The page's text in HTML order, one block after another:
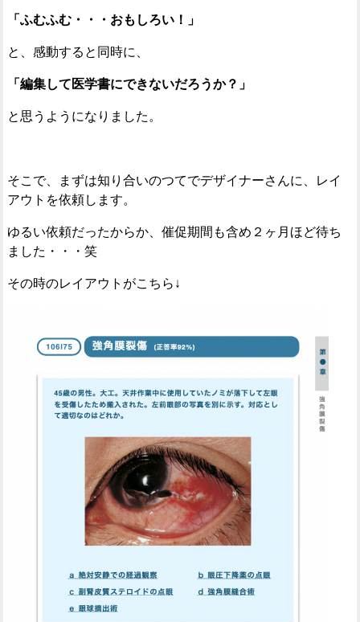
「ふむふむ・・・おもしろい！」
と、感動すると同時に、
「編集して医学書にできないだろうか？」
と思うようになりました。
そこで、まずは知り合いのつてでデザイナーさんに、レイ
アウトを依頼します。
ゆるい依頼だったからか、催促期間も含め２ヶ月ほど待ち
ました・・・笑
その時のレイアウトがこちら↓